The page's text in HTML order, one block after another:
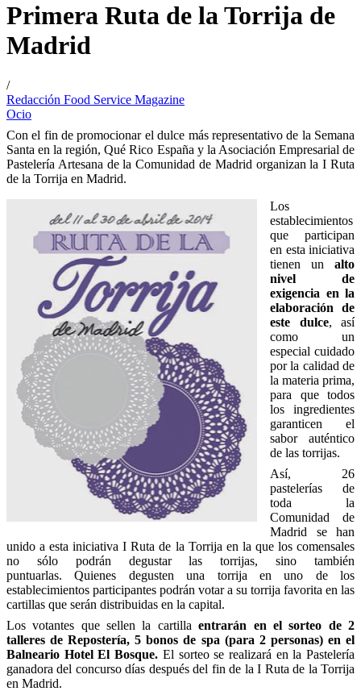
Primera Ruta de la Torrija de
Madrid
/
Redacción Food Service Magazine
Ocio
Con el fin de promocionar el dulce más representativo de la Semana
Santa en la región, Qué Rico España y la Asociación Empresarial de
Pastelería Artesana de la Comunidad de Madrid organizan la I Ruta
de la Torrija en Madrid.
Los
establecimientos
que participan
en esta iniciativa
tienen un alto
nivel de
exigencia en la
elaboración de
este dulce, así
como un
especial cuidado
por la calidad de
la materia prima,
para que todos
los ingredientes
garanticen el
sabor auténtico
de las torrijas.
Así, 26
pastelerías de
toda la
Comunidad de
Madrid se han
unido a esta iniciativa I Ruta de la Torrija en la que los comensales
no sólo podrán degustar las torrijas, sino también
puntuarlas. Quienes degusten una torrija en uno de los
establecimientos participantes podrán votar a su torrija favorita en las
cartillas que serán distribuidas en la capital.
Los votantes que sellen la cartilla entrarán en el sorteo de 2
talleres de Repostería, 5 bonos de spa (para 2 personas) en el
Balneario Hotel El Bosque. El sorteo se realizará en la Pastelería
ganadora del concurso días después del fin de la I Ruta de la Torrija
en Madrid.